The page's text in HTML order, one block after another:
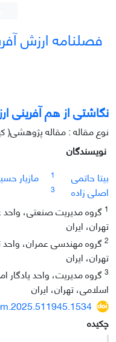
فصلنامه ارزش
نگاشتی از هم آفرینی
نوع مقاله : مقاله پژوهشی(
نویسندگان
بیتا حاتمی
1 مازیار
اصلی زاده
3
1 گروه مدیریت صنعتی، واحد
تهران، ایران
2 گروه مهندسی عمران، واحد
تهران، ایران
3 گروه مدیریت، واحد یادگار
اسلامی، تهران، ایران
چکیده